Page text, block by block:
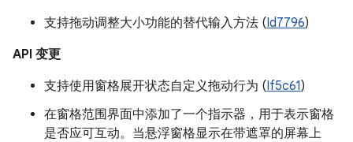
支持拖动调整大小功能的替代输入方法 (Id7796)
API 变更
支持使用窗格展开状态自定义拖动行为 (If5c61)
在窗格范围界面中添加了一个指示器，用于表示窗格
是否应可互动。当悬浮窗格显示在带遮罩的屏幕上